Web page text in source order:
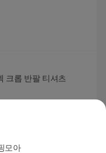
모아
크롭 반팔 티셔츠